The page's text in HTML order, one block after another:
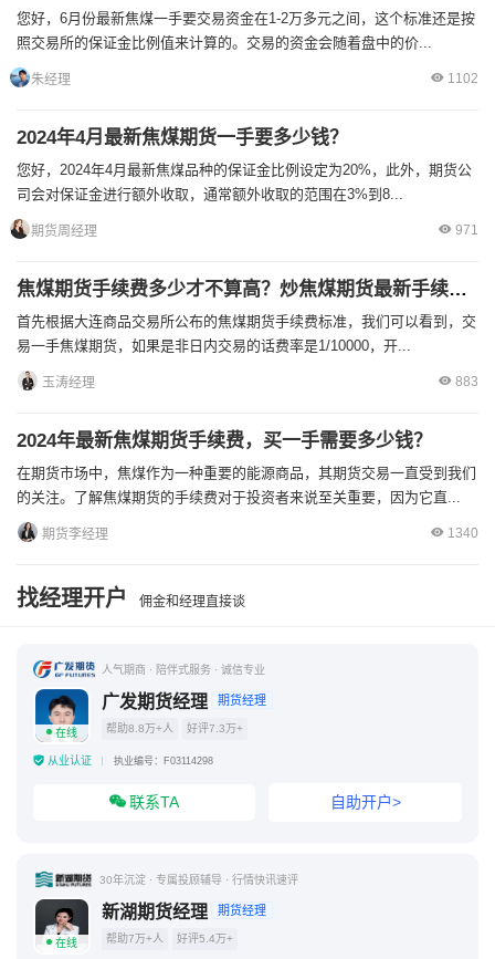
您好，6月份最新焦煤一手要交易资金在1-2万多元之间，这个标准还是按
照交易所的保证金比例值来计算的。交易的资金会随着盘中的价...
朱经理 1102
2024年4月最新焦煤期货一手要多少钱？
您好，2024年4月最新焦煤品种的保证金比例设定为20%，此外，期货公
司会对保证金进行额外收取，通常额外收取的范围在3%到8...
期货周经理 971
焦煤期货手续费多少才不算高？炒焦煤期货最新手续费标准介绍
首先根据大连商品交易所公布的焦煤期货手续费标准，我们可以看到，交
易一手焦煤期货，如果是非日内交易的话费率是1/10000，开...
玉涛经理 883
2024年最新焦煤期货手续费，买一手需要多少钱？
在期货市场中，焦煤作为一种重要的能源商品，其期货交易一直受到我们
的关注。了解焦煤期货的手续费对于投资者来说至关重要，因为它直...
期货李经理 1340
找经理开户 佣金和经理直接谈
人气期商 · 陪伴式服务 · 诚信专业
在线
广发期货经理 期货经理
帮助8.8万+人 好评7.3万+
从业认证 执业编号：F03114298
联系TA 自助开户>
30年沉淀 · 专属投顾辅导 · 行情快讯速评
在线
新湖期货经理 期货经理
帮助7万+人 好评5.4万+